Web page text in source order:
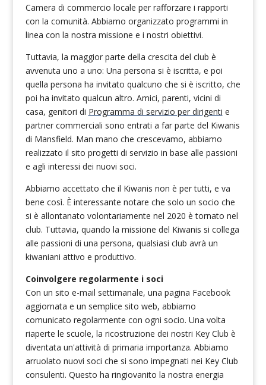
Camera di commercio locale per rafforzare i rapporti
con la comunità. Abbiamo organizzato programmi in
linea con la nostra missione e i nostri obiettivi.
Tuttavia, la maggior parte della crescita del club è
avvenuta uno a uno: Una persona si è iscritta, e poi
quella persona ha invitato qualcuno che si è iscritto, che
poi ha invitato qualcun altro. Amici, parenti, vicini di
casa, genitori di Programma di servizio per dirigenti e
partner commerciali sono entrati a far parte del Kiwanis
di Mansfield. Man mano che crescevamo, abbiamo
realizzato il sito progetti di servizio in base alle passioni
e agli interessi dei nuovi soci.
Abbiamo accettato che il Kiwanis non è per tutti, e va
bene così. È interessante notare che solo un socio che
si è allontanato volontariamente nel 2020 è tornato nel
club. Tuttavia, quando la missione del Kiwanis si collega
alle passioni di una persona, qualsiasi club avrà un
kiwaniani attivo e produttivo.
Coinvolgere regolarmente i soci
Con un sito e-mail settimanale, una pagina Facebook
aggiornata e un semplice sito web, abbiamo
comunicato regolarmente con ogni socio. Una volta
riaperte le scuole, la ricostruzione dei nostri Key Club è
diventata un'attività di primaria importanza. Abbiamo
arruolato nuovi soci che si sono impegnati nei Key Club
consulenti. Questo ha ringiovanito la nostra energia